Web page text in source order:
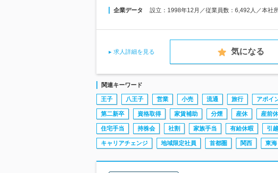
企業データ 設立：1998年12月／従業員数：6,492人／本社
求人詳細を見る 気になる
関連キーワード
王子 八王子 営業 小売 流通 旅行 アポイ
第二新卒 資格取得 家賃補助 分煙 産休 産前
住宅手当 持株会 社割 家族手当 有給休暇 引
キャリアチェンジ 地域限定社員 首都圏 関西 東海